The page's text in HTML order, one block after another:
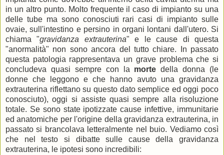
in un altro punto. Molto frequente il caso di impianto su una
delle tube ma sono conosciuti rari casi di impianto sulle
ovaie, sull'intestino e persino in organi lontani dall'utero. Si
chiama "gravidanza extrauterina" e le cause di questa
"anormalità" non sono ancora del tutto chiare. In passato
questa patologia rappresentava un grave problema che si
concludeva quasi sempre con la mortedella donna (le
donne che leggono e che hanno avuto una gravidanza
extrauterina riflettano su questo dato semplice ed oggi poco
conosciuto), oggi si assiste quasi sempre alla risoluzione
totale. Se sono state ipotizzate cause infettive, immunitarie
ed anatomiche per l'origine della gravidanza extrauterina, in
passato si brancolava letteralmente nel buio. Vediamo così
che nel testo si dibatte sulle cause della gravidanza
extrauterina, le ipotesi sono incredibili: